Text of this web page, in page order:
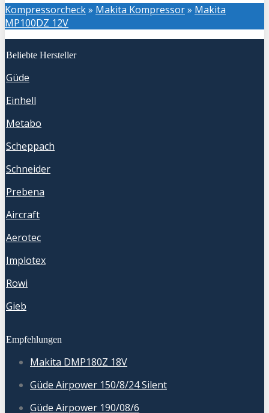
Kompressorcheck» Makita Kompressor» Makita
MP100DZ 12V
Beliebte Hersteller
Güde
Einhell
Metabo
Scheppach
Schneider
Prebena
Aircraft
Aerotec
Implotex
Rowi
Gieb
Empfehlungen
Makita DMP180Z 18V
Güde Airpower 150/8/24 Silent
Güde Airpower 190/08/6